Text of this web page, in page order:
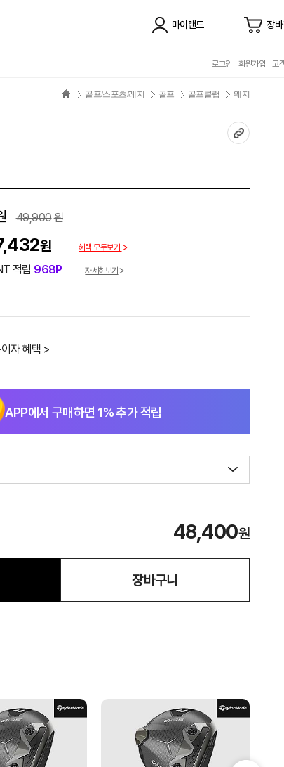
마이랜드 장
로그인 회원가입 고
골프/스포츠/레저 골프 골프클럽 웨지
49,900원
원 혜택 모두보기
적립 968P 자세히보기
자 혜택 >
APP에서 구매하면 1% 추가 적립
48,400원
장바구니